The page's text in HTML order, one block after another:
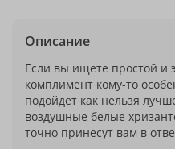
Описание
Если вы ищете простой и
комплимент кому-то
подойдет как нельзя
воздушные белые
точно принесут вам в